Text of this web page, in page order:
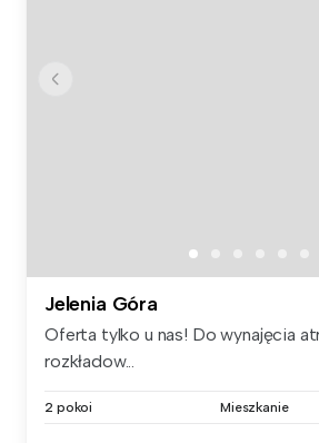
Jelenia Góra
Oferta tylko u nas! Do wynajęcia
rozkładow...
2 pokoi Mieszkanie